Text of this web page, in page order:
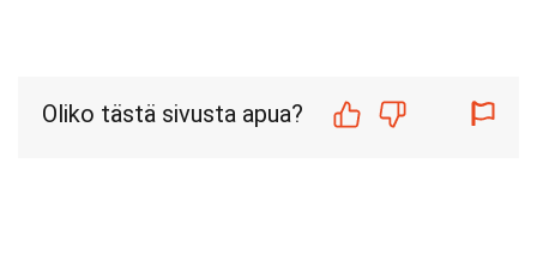
Oliko tästä sivusta apua?